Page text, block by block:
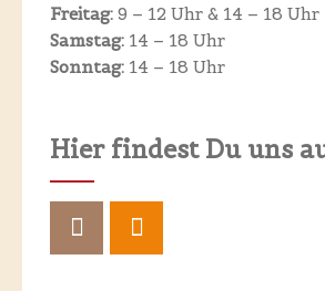
Freitag: 9 – 12 Uhr & 14 – 18 Uhr
Samstag: 14 – 18 Uhr
Sonntag: 14 – 18 Uhr
Hier findest Du uns